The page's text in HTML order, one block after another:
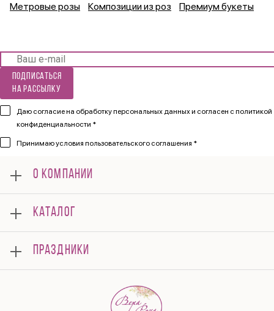
Метровые розы
Композиции из роз Премиум букеты
Подписаться
на рассылку
Даю согласие на обработку персональных данных и согласен с политикой
конфиденциальности *
Принимаюусловия пользовательского соглашения *
О КОМПАНИИ
Мероприятия
Корпоративным клиентам
Оплата
Доставка
Отзывы
КАТАЛОГ
Композиции
Подарки
ПРАЗДНИКИ